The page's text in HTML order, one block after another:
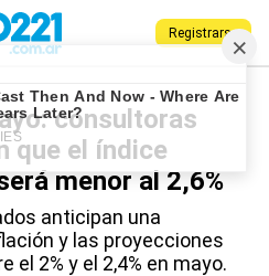
Registrarse
consultoras
que el índice
menor al 2,6%
anticipan una
y las proyecciones
el 2% y el 2,4% en mayo.